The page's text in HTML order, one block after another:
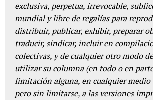
exclusiva, perpetua, irrevocable,
mundial y libre de regalías para
distribuir, publicar, exhibir, preparar
traducir, sindicar, incluir en
colectivas, y de cualquier otro modo
utilizar su columna (en todo o en
limitación alguna, en cualquier
pero sin limitarse, a las versiones